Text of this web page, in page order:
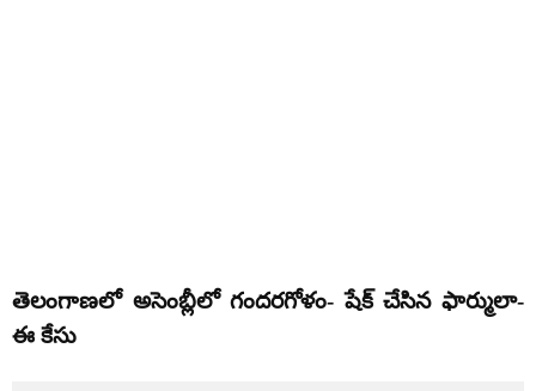
తెలంగాణలో అసెంబ్లీలో గందరగోళం- షేక్ చేసిన ఫార్ములా-
ఈ కేసు